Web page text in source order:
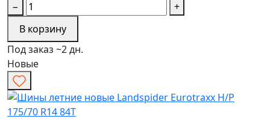
−
+
В корзину
Под заказ ~2 дн.
Новые